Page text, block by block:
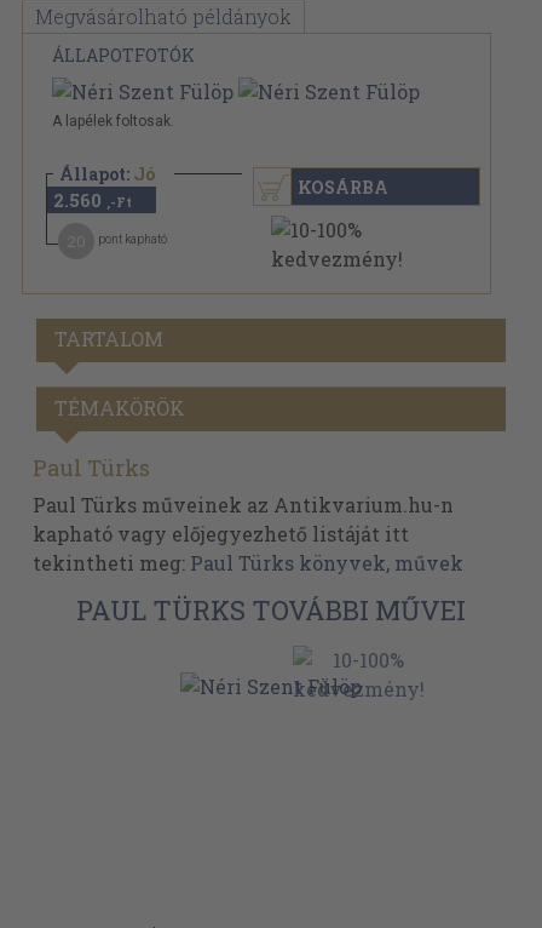
Megvásárolható példányok
ÁLLAPOTFOTÓK
A lapélek foltosak.
Állapot: Jó
2.560 ,-Ft
pont kapható
KOSÁRBA
TARTALOM
TÉMAKÖRÖK
Paul Türks
Paul Türks műveinek az Antikvarium.hu-n
kapható vagy előjegyezhető listáját itt
tekintheti meg: Paul Türks könyvek, művek
PAUL TÜRKS TOVÁBBI MŰVEI